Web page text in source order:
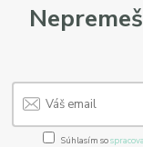
Súhlasím so